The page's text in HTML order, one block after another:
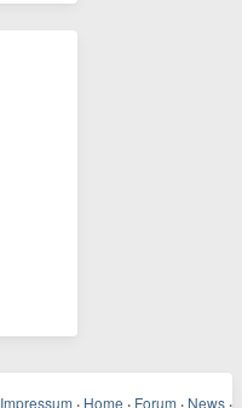
Impressum · Home · Forum · News ·